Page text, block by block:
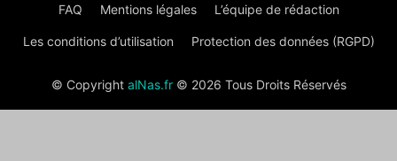
FAQ Mentions légales L’équipe de rédaction
Les conditions d’utilisation Protection des données (RGPD)
© Copyright alNas.fr© 2026 Tous Droits Réservés